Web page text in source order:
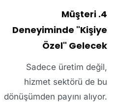
4. Müşteri
Deneyiminde "Kişiye
Özel" Gelecek
Sadece üretim değil,
hizmet sektörü de bu
dönüşümden payını alıyor.